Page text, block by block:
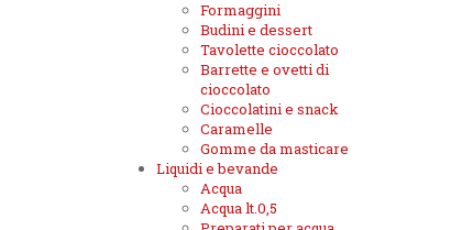
Formaggini
Budini e dessert
Tavolette cioccolato
Barrette e ovetti di
cioccolato
Cioccolatini e snack
Caramelle
Gomme da masticare
Liquidi e bevande
Acqua
Acqua lt.0,5